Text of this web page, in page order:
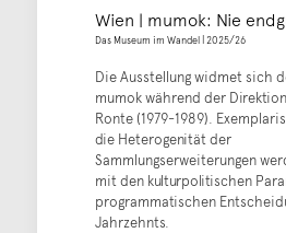
Wien | mumok: Nie
Das Museum im Wandel | 2025/26
Die Ausstellung widmet sich
mumok während der
Ronte (1979-1989).
die Heterogenität der
Sammlungserweiterungen
mit den kulturpolitischen
programmatischen
Jahrzehnts.